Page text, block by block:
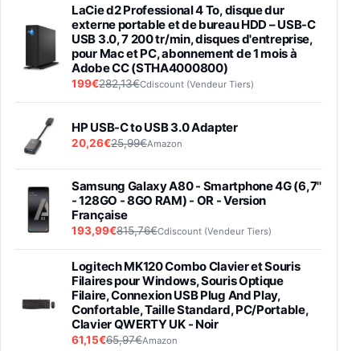
LaCie d2 Professional 4 To, disque dur
externe portable et de bureau HDD – USB-C
USB 3.0, 7 200 tr/min, disques d'entreprise,
pour Mac et PC, abonnement de 1 mois à
Adobe CC (STHA4000800)
199€282,13€Cdiscount (Vendeur Tiers)
HP USB-C to USB 3.0 Adapter
20,26€25,99€Amazon
Samsung Galaxy A80 - Smartphone 4G (6,7''
- 128GO - 8GO RAM) - OR - Version
Française
193,99€815,76€Cdiscount (Vendeur Tiers)
Logitech MK120 Combo Clavier et Souris
Filaires pour Windows, Souris Optique
Filaire, Connexion USB Plug And Play,
Confortable, Taille Standard, PC/Portable,
Clavier QWERTY UK - Noir
61,15€65,97€Amazon